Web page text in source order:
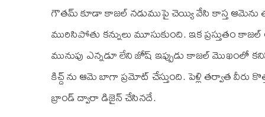
గౌతమ్ కూడా కాజల్ నడుముపై చెయ్యి వేసి కాస్త ఆమెను
మురిసిపోతు కన్నులు మూసుకుంది. ఇక ప్రస్తుతం
మునుపు ఎన్నడూ లేని జోష్ ఇప్పుడు కాజల్ మొఖంలో
కిచ్ద్ ను ఆమె బాగా ప్రమోట్ చేస్తుంది. పెళ్లి తర్వాత వీరు
బ్రాండ్ ద్వారా డిజైన్ చేసినదే.